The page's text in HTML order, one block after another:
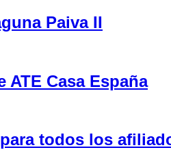
Paiva II
Casa España
todos los